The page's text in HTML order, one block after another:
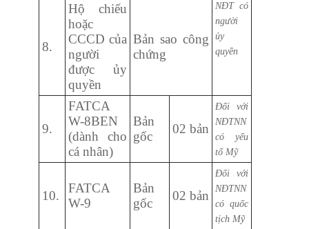
NĐT có
người
ủy
quyền
8.
Hộ chiếu
hoặc
CCCD của
người
được ủy
quyền
Bản sao công
chứng
9.
FATCA
W-8BEN
(dành cho
cá nhân)
Bản
gốc
02 bản
Đối với
NĐTNN
có yếu
tố Mỹ
10.
FATCA
W-9
Bản
gốc
02 bản
Đối với
NĐTNN
có quốc
tịch Mỹ